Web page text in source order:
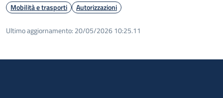
Mobilità e trasporti Autorizzazioni
Ultimo aggiornamento: 20/05/2026 10:25.11